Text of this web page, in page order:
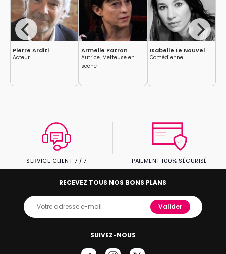
Pierre Arditi
Acteur
Armelle Patron
Autrice, Metteuse en
scène
Isabelle Le Nouvel
Comédienne
SERVICE CLIENT 7 / 7 PAIEMENT 100% SÉCURISÉ
SUIVEZ-NOUS
RECEVEZ TOUS NOS BONS PLANS
Valider